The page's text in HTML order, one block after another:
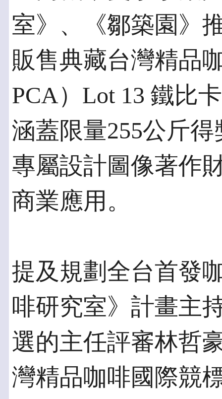
室》、《鄒築園》
販售典藏台灣精品
PCA）Lot 13 鐵比
涵蓋限量255公斤
專屬設計圖像著作
商業應用。
提及規劃全台首發
啡研究室》計畫主
選的主任評審林哲
灣精品咖啡國際競